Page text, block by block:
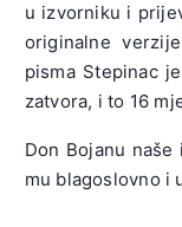
u izvorniku i
originalne
pisma Stepinac
zatvora, i to 16
Don Bojanu
mu blagoslovno i